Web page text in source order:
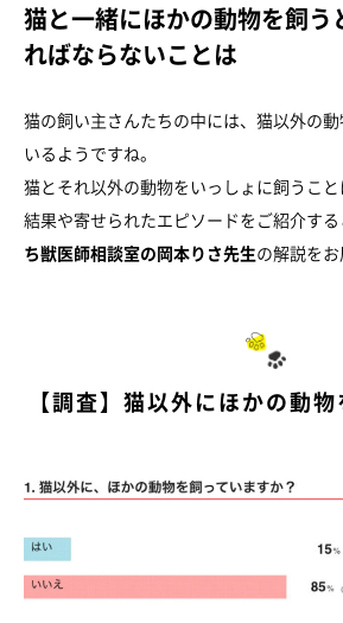
猫と一緒にほかの動物を飼う
ればならないことは
猫の飼い主さんたちの中には、猫以外の
いるようですね。
猫とそれ以外の動物をいっしょに飼うこ
結果や寄せられたエピソードをご紹介する
ち獣医師相談室の岡本りさ先生の解説をお
【調査】猫以外にほかの動